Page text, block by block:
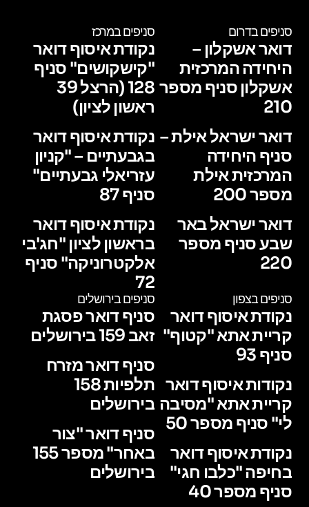
סניפים בדרום
דואר אשקלון –
היחידה המרכזית
אשקלון סניף מספר
210
דואר ישראל אילת –
סניף היחידה
המרכזית אילת
מספר 200
דואר ישראל באר
שבע סניף מספר
220
סניפים במרכז
נקודת איסוף דואר
"קישקושים" סניף
128 (הרצל 39
ראשון לציון)
נקודת איסוף דואר
בגבעתיים – "קניון
עזריאלי גבעתיים"
סניף 87
נקודת איסוף דואר
בראשון לציון "חג'בי
אלקטרוניקה" סניף
72
סניפים בצפון
נקודת איסוף דואר
קריית אתא "קטוף"
סניף 93
נקודות איסוף דואר
קריית אתא "מסיבה
לי" סניף מספר 50
נקודת איסוף דואר
בחיפה "כלבו חגי"
סניף מספר 40
סניפים בירושלים
סניף דואר פסגת
זאב 159 בירושלים
סניף דואר מזרח
תלפיות 158
בירושלים
סניף דואר "צור
באחר" מספר 155
בירושלים